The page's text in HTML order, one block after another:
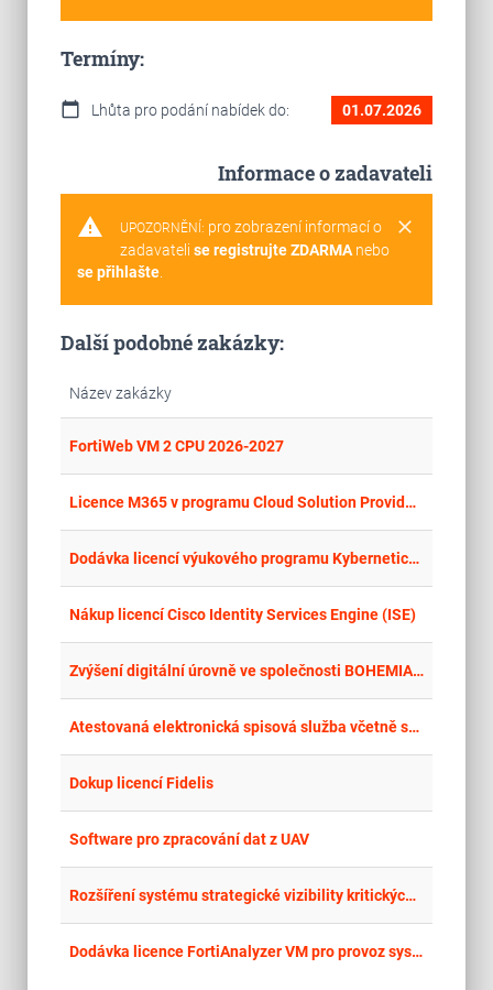
Termíny:
calendar_today Lhůta pro podání nabídek do: 01.07.2026
Informace o zadavateli
warning clear
UPOZORNĚNÍ: pro zobrazení informací o
zadavateli se registrujte ZDARMAnebo
se přihlašte.
Další podobné zakázky:
Název zakázky
FortiWeb VM 2 CPU 2026-2027
Licence M365 v programu Cloud Solution Provider 2026 - 2029
Dodávka licencí výukového programu Kybernetické bezpečnosti
Nákup licencí Cisco Identity Services Engine (ISE)
Zvýšení digitální úrovně ve společnosti BOHEMIA CARGO s.r.o. III
Atestovaná elektronická spisová služba včetně servisní podpory
Dokup licencí Fidelis
Software pro zpracování dat z UAV
Rozšíření systému strategické vizibility kritických služeb v reálném čase
Dodávka licence FortiAnalyzer VM pro provoz systému logování